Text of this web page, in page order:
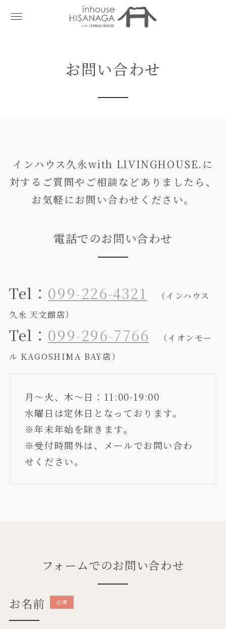
お問い合わせ
インハウス久永with LIVINGHOUSE.に
対するご質問やご相談などありましたら、
お気軽にお問い合わせください。
電話でのお問い合わせ
Tel： 099-226-4321
（インハウス
久永 天文館店）
Tel： 099-296-7766
（イオンモー
ル KAGOSHIMA BAY店）
月～火、木～日：11:00-19:00
水曜日は定休日となっております。
※年末年始を除きます。
※受付時間外は、メールでお問い合わ
せください。
フォームでのお問い合わせ
お名前 必須